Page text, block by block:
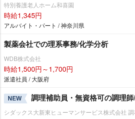
特別養護老人ホーム和喜園
時給1,345円
アルバイト・パート / 神奈川県
製薬会社での理系事務/化学分析
WDB株式会社
時給1,500円～1,700円
派遣社員 / 大阪府
NEW 調理補助員・無資格可の調理
シダックス大新東ヒューマンサービス株式会社